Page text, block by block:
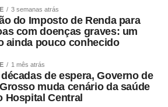
Messenger
LinkedIn
Share
3 semanas atrás
do Imposto de Renda para
com doenças graves: um
ainda pouco conhecido
1 mês atrás
de espera, Governo de
muda cenário da saúde
Hospital Central